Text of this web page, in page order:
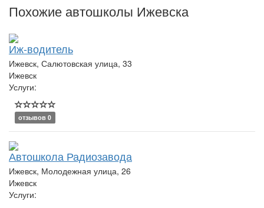
Похожие автошколы Ижевска
Иж-водитель
Ижевск, Салютовская улица, 33
Ижевск
Услуги:
отзывов 0
Автошкола Радиозавода
Ижевск, Молодежная улица, 26
Ижевск
Услуги: